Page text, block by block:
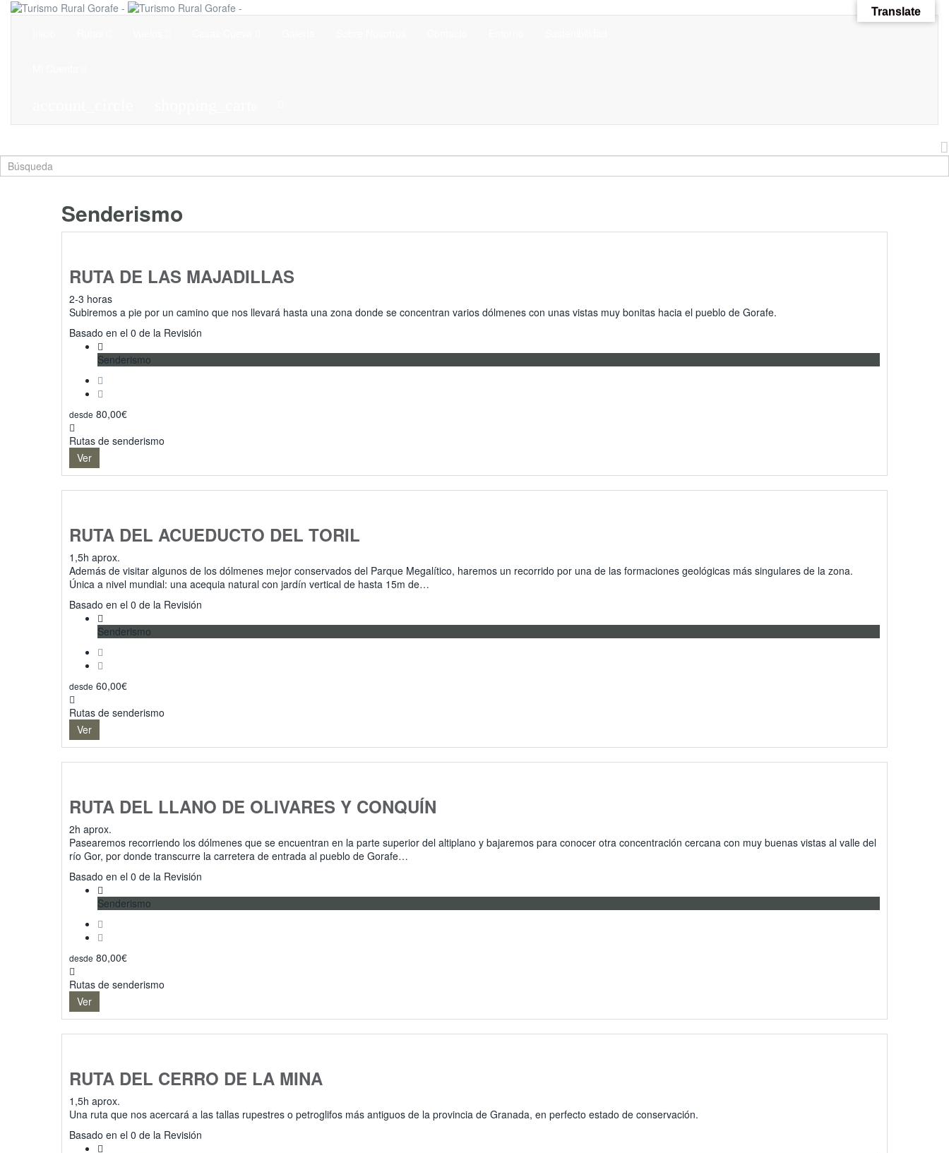
Senderismo
RUTA DE LAS MAJADILLAS
2-3 horas
Subiremos a pie por un camino que nos llevará hasta una zona donde se concentran varios dólmenes con unas vistas muy bonitas hacia el pueblo de Gorafe.
0
Basado en el 0 de la Revisión
Senderismo
desde 80,00€
Rutas de senderismo
Ver
RUTA DEL ACUEDUCTO DEL TORIL
1,5h aprox.
Además de visitar algunos de los dólmenes mejor conservados del Parque Megalítico, haremos un recorrido por una de las formaciones geológicas más singulares de la zona.
Única a nivel mundial: una acequia natural con jardín vertical de hasta 15m de…
0
Basado en el 0 de la Revisión
Senderismo
desde 60,00€
Rutas de senderismo
Ver
RUTA DEL LLANO DE OLIVARES Y CONQUÍN
2h aprox.
Pasearemos recorriendo los dólmenes que se encuentran en la parte superior del altiplano y bajaremos para conocer otra concentración cercana con muy buenas vistas al valle del
río Gor, por donde transcurre la carretera de entrada al pueblo de Gorafe…
0
Basado en el 0 de la Revisión
Senderismo
desde 80,00€
Rutas de senderismo
Ver
RUTA DEL CERRO DE LA MINA
1,5h aprox.
Una ruta que nos acercará a las tallas rupestres o petroglifos más antiguos de la provincia de Granada, en perfecto estado de conservación.
0
Basado en el 0 de la Revisión
Translate